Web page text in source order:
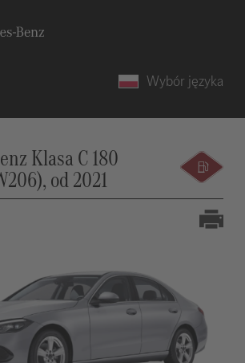
Wybór języka
Klasa C 180
od 2021